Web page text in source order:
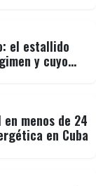
el estallido
y cuyo
menos de 24
en Cuba